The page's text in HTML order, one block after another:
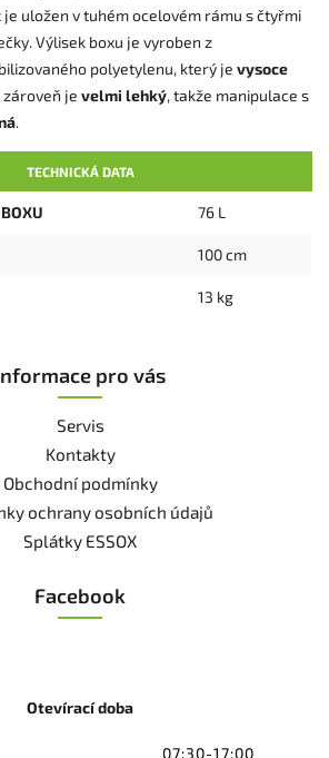
uložen v tuhém ocelovém rámu s čtyřmi
Výlisek boxu je vyroben z
polyetylenu, který je vysoce
je velmi lehký, takže manipulace s
.
TECHNICKÁ DATA
76 L
100 cm
13 kg
pro vás
Servis
Kontakty
Obchodní podmínky
ochrany osobních údajů
Splátky ESSOX
Facebook
Otevírací doba
07:30-17:00